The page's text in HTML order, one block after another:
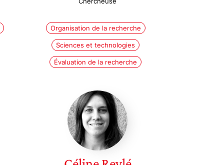
Organisation de la recherche
Sciences et technologies
Évaluation de la recherche
Céline
Reylé